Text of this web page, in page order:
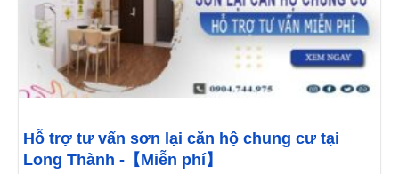
Hỗ trợ tư vấn sơn lại căn hộ chung cư tại
Long Thành -【Miễn phí】